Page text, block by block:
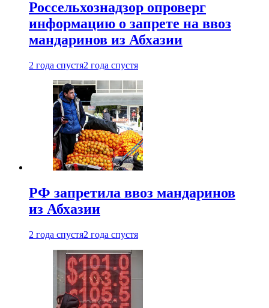
Россельхознадзор опроверг
информацию о запрете на ввоз
мандаринов из Абхазии
2 года спустя2 года спустя
РФ запретила ввоз мандаринов
из Абхазии
2 года спустя2 года спустя